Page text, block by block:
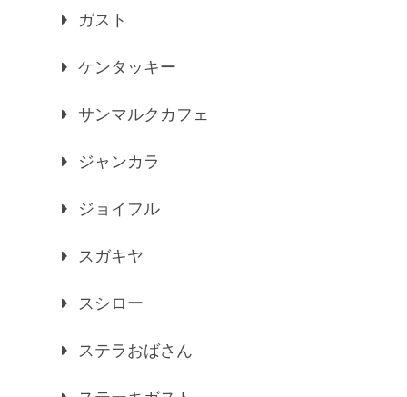
ガスト
ケンタッキー
サンマルクカフェ
ジャンカラ
ジョイフル
スガキヤ
スシロー
ステラおばさん